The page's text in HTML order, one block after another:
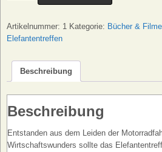
Geschichte...
Menge
Artikelnummer: 1 Kategorie: Bücher & Filme
Elefantentreffen
Beschreibung
Beschreibung
Entstanden aus dem Leiden der
Wirtschaftswunders sollte das